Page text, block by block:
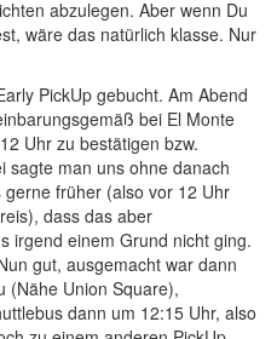
abzulegen. Aber wenn Du
wäre das natürlich klasse. Nur
PickUp gebucht. Am Abend
bei El Monte
Uhr zu bestätigen bzw.
sagte man uns ohne danach
früher (also vor 12 Uhr
dass das aber
irgend einem Grund nicht ging.
gut, ausgemacht war dann
(Nähe Union Square),
dann um 12:15 Uhr, also